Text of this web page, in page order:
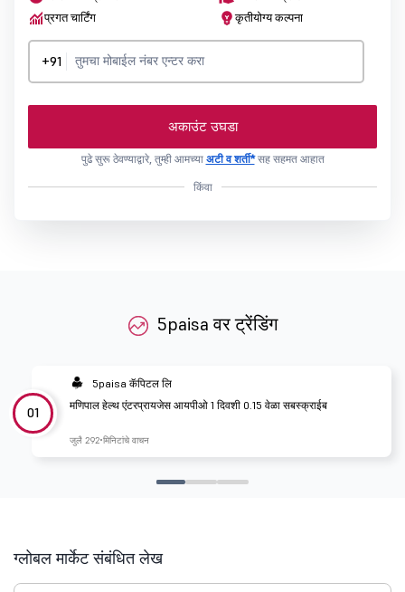
प्रगत चार्टिंग
कृतीयोग्य कल्पना
+91
अकाउंट उघडा
पुढे सुरू ठेवण्याद्वारे, तुम्ही आमच्या अटी व शर्ती*सह सहमत आहात
किंवा
5paisa वर ट्रेंडिंग
01
5paisa कॅपिटल लि
मणिपाल हेल्थ एंटरप्रायजेस आयपीओ 1 दिवशी 0.15 वेळा सबस्क्राईब
जुलै 292 मिनिटांचे वाचन
ग्लोबल मार्केट संबंधित लेख